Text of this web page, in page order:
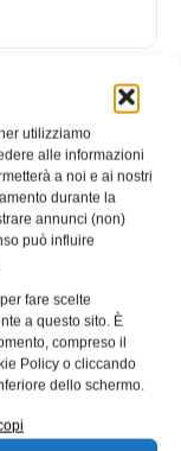
utilizziamo
alle informazioni
a noi e ai nostri
durante la
annunci (non)
può influire
fare scelte
a questo sito. È
compreso il
Policy o cliccando
dello schermo.
CAD
delle